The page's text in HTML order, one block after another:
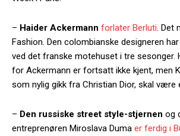
– Haider Ackermann forlater Berluti. Det
Fashion. Den colombianske designeren
ved det franske motehuset i tre sesonger.
for Ackermann er fortsatt ikke kjent, men
som nylig gikk fra Christian Dior, skal være
– Den russiske street style-stjernen og
entreprenøren Miroslava Duma er ferdig i